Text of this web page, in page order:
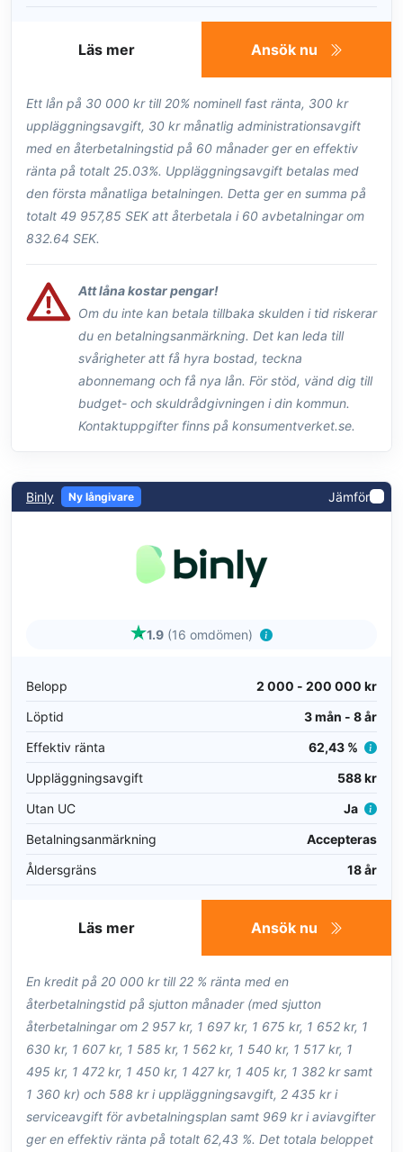
Ansök nu
Läs mer
Ett lån på 30 000 kr till 20% nominell fast ränta, 300 kr
uppläggningsavgift, 30 kr månatlig administrationsavgift
med en återbetalningstid på 60 månader ger en effektiv
ränta på totalt 25.03%. Uppläggningsavgift betalas med
den första månatliga betalningen. Detta ger en summa på
totalt 49 957,85 SEK att återbetala i 60 avbetalningar om
832.64 SEK.
Att låna kostar pengar!
Om du inte kan betala tillbaka skulden i tid riskerar
du en betalningsanmärkning. Det kan leda till
svårigheter att få hyra bostad, teckna
abonnemang och få nya lån. För stöd, vänd dig till
budget- och skuldrådgivningen i din kommun.
Kontaktuppgifter finns på konsumentverket.se.
Binly Ny långivare Jämför
1.9 (16 omdömen)
Belopp
2 000 - 200 000 kr
Löptid
3 mån - 8 år
Effektiv ränta
62,43 %
Uppläggningsavgift
588 kr
Utan UC
Ja
Betalningsanmärkning
Accepteras
Åldersgräns
18 år
Ansök nu
Läs mer
En kredit på 20 000 kr till 22 % ränta med en
återbetalningstid på sjutton månader (med sjutton
återbetalningar om 2 957 kr, 1 697 kr, 1 675 kr, 1 652 kr, 1
630 kr, 1 607 kr, 1 585 kr, 1 562 kr, 1 540 kr, 1 517 kr, 1
495 kr, 1 472 kr, 1 450 kr, 1 427 kr, 1 405 kr, 1 382 kr samt
1 360 kr) och 588 kr i uppläggningsavgift, 2 435 kr i
serviceavgift för avbetalningsplan samt 969 kr i aviavgifter
ger en effektiv ränta på totalt 62,43 %. Det totala beloppet